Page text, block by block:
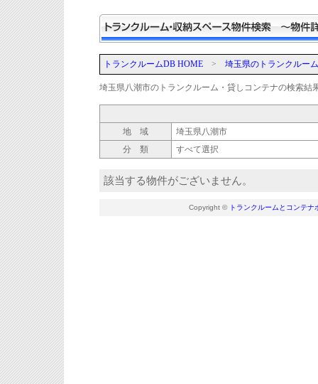
トランクルームDB HOME > 埼玉県のトランクルーム
埼玉県八潮市のトランクルーム・貸しコンテナの検索結
地 域
埼玉県八潮市
分 類
すべて選択
該当する物件がございません。
Copyright © トランクルームとコンテ